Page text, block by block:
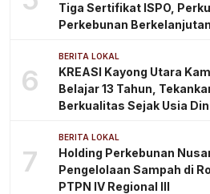
Tiga Sertifikat ISPO,
Perkebunan
6
BERITA LOKAL
KREASI Kayong Utara
Belajar 13 Tahun,
Berkualitas Sejak Usia
7
BERITA LOKAL
Holding Perkebunan
Pengelolaan Sampah di
PTPN IV Regional III